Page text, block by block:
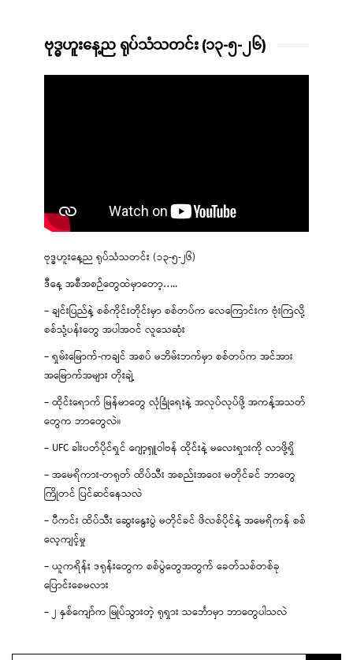
ဗုဒ္ဓဟူးနေ့ည ရုပ်သံသတင်း (၁၃-၅-၂၆)
ဗုဒ္ဓဟူးနေ့ည ရုပ်သံသတင်း (၁၃-၅-၂၆)
ဒီနေ့ အစီအစဉ်တွေထဲမှာတော့…..
– ချင်းပြည်နဲ့ စစ်ကိုင်းတိုင်းမှာ စစ်တပ်က လေကြောင်းက ဗုံးကြဲလို့
စစ်သုံ့ပန်းတွေ အပါအဝင် လူသေဆုံး
– ရှမ်းမြောက်-ကချင် အစပ် မဘိမ်းဘက်မှာ စစ်တပ်က အင်အား
အမြောက်အများ တိုးချဲ့
– ထိုင်းရောက် မြန်မာတွေ လုံခြုံရေးနဲ့ အလုပ်လုပ်ဖို့ အကန့်အသတ်
တွေက ဘာတွေလဲ။
– UFC ခါးပတ်ပိုင်ရှင် ဂျော့ရှူဝါဗန် ထိုင်းနဲ့ မလေးရှားကို လာဖို့ရှိ
– အမေရိကား-တရုတ် ထိပ်သီး အစည်းအဝေး မတိုင်ခင် ဘာတွေ
ကြိုတင် ပြင်ဆင်နေသလဲ
– ပီကင်း ထိပ်သီး ဆွေးနွေးပွဲ မတိုင်ခင် ဖိလစ်ပိုင်နဲ့ အမေရိကန် စစ်
လေ့ကျင့်မှု
– ယူကရိန်း ဒရုန်းတွေက စစ်ပွဲတွေအတွက် ခေတ်သစ်တစ်ခု
ပြောင်းစေမလား
– ၂ နှစ်ကျော်က မြုပ်သွားတဲ့ ရုရှား သင်္ဘောမှာ ဘာတွေပါသလဲ